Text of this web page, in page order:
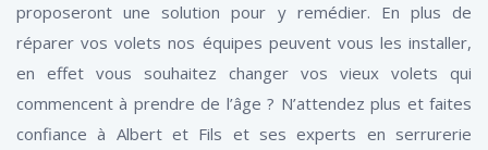
proposeront une solution pour y remédier. En plus de
réparer vos volets nos équipes peuvent vous les installer,
en effet vous souhaitez changer vos vieux volets qui
commencent à prendre de l’âge ? N’attendez plus et faites
confiance à Albert et Fils et ses experts en serrurerie